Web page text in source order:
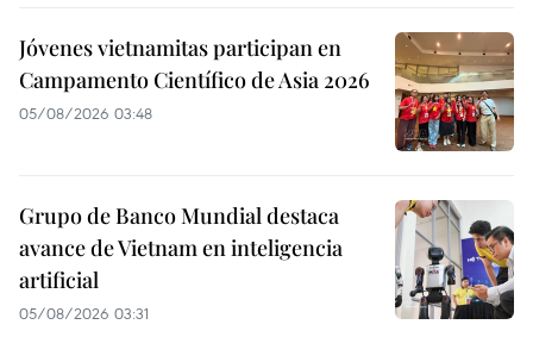
Jóvenes vietnamitas participan en
Campamento Científico de Asia 2026
05/08/2026 03:48
Grupo de Banco Mundial destaca
avance de Vietnam en inteligencia
artificial
05/08/2026 03:31